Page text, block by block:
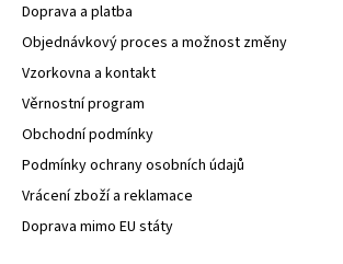
Doprava a platba
Objednávkový proces a možnost změny
Vzorkovna a kontakt
Věrnostní program
Obchodní podmínky
Podmínky ochrany osobních údajů
Vrácení zboží a reklamace
Doprava mimo EU státy